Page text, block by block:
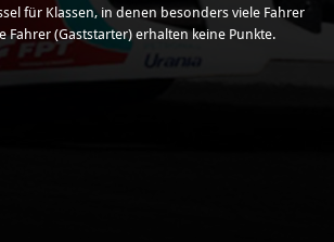
für Klassen, in denen besonders viele Fahrer
(Gaststarter) erhalten keine Punkte.